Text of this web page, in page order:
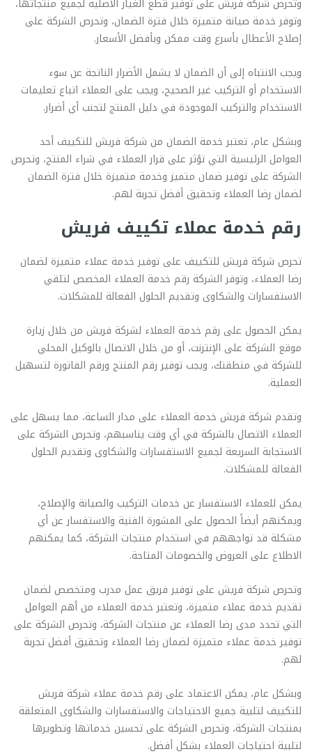
وتحرص شركة فريش على توفير قطع الغيار الأصلية لجميع منتجاتها،
وتوفر خدمة صيانة متميزة خلال فترة الضمان، وتحرص الشركة على
إصلاح الأعطال بأسرع وقت ممكن وبأفضل الأسعار.
ويجب الانتباه إلى أن الضمان لا يشمل الأضرار الناتجة عن سوء
الاستخدام أو التركيب غير الصحيح، ويجب على العملاء اتباع تعليمات
الاستخدام والتركيب الموجودة في دليل المنتج لتجنب أي أضرار.
وبشكل عام، تعتبر خدمة الضمان من شركة فريش للتكييف أحد
العوامل الرئيسية التي تؤثر على قرار العملاء في شراء المنتج، وتحرص
الشركة على توفير ضمان متميز وخدمة متميزة خلال فترة الضمان
لضمان رضا العملاء وتحقيق أفضل تجربة لهم.
رقم خدمة عملاء تكييف فريش
تحرص شركة فريش للتكييف على توفير خدمة عملاء متميزة لضمان
رضا العملاء، وتوفر الشركة رقم خدمة العملاء المخصص لتلقي
الاستفسارات والشكاوى وتقديم الحلول الفعالة للمشكلات.
يمكن الحصول على رقم خدمة العملاء لشركة فريش من خلال زيارة
موقع الشركة على الإنترنت، أو من خلال الاتصال بالوكيل المحلي
للشركة في منطقتك، ويجب توفير رقم المنتج ورقم الفاتورة لتسهيل
العملية.
وتقدم شركة فريش خدمة العملاء على مدار الساعة، مما يسهل على
العملاء الاتصال بالشركة في أي وقت يناسبهم، وتحرص الشركة على
الاستجابة السريعة لجميع الاستفسارات والشكاوى وتقديم الحلول
الفعالة للمشكلات.
يمكن للعملاء الاستفسار عن خدمات التركيب والصيانة والإصلاح،
ويمكنهم أيضاً الحصول على المشورة الفنية والاستفسار عن أي
مشكلة قد تواجههم في استخدام منتجات الشركة، كما يمكنهم
الاطلاع على العروض والخصومات المتاحة.
وتحرص شركة فريش على توفير فريق عمل مدرب ومتخصص لضمان
تقديم خدمة عملاء متميزة، وتعتبر خدمة العملاء من أهم العوامل
التي تحدد مدى رضا العملاء عن منتجات الشركة، وتحرص الشركة على
توفير خدمة عملاء متميزة لضمان رضا العملاء وتحقيق أفضل تجربة
لهم.
وبشكل عام، يمكن الاعتماد على رقم خدمة عملاء شركة فريش
للتكييف لتلبية جميع الاحتياجات والاستفسارات والشكاوى المتعلقة
بمنتجات الشركة، وتحرص الشركة على تحسين خدماتها وتطويرها
لتلبية احتياجات العملاء بشكل أفضل.